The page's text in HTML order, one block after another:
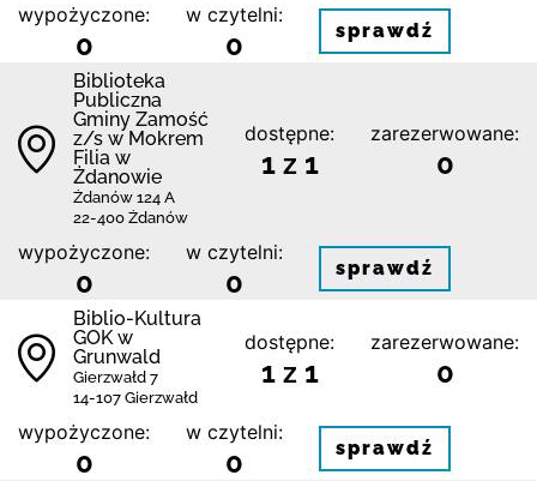
wypożyczone:
0
w czytelni:
0 sprawdź
Biblio­teka
Publiczna
Gminy Zamość
z/s w Mokrem
Filia w
Żdanowie
Żdanów 124 A
22-400 Żdanów
dostępne:
1 z 1
zarezerwowane:
0
wypożyczone:
0
w czytelni:
0 sprawdź
Biblio-Kultura
GOK w
Grunwald
Gierzwałd 7
14-107 Gierzwałd
dostępne:
1 z 1
zarezerwowane:
0
wypożyczone:
0
w czytelni:
0 sprawdź